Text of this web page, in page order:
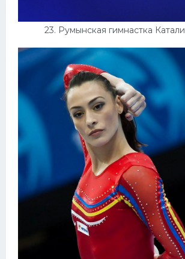
23. Румынская гимнастка